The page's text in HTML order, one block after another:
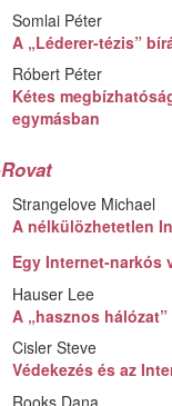
Somlai Péter
A „Léderer-tézis”
Róbert Péter
Kétes
egymásban
Strangelove Michael
A nélkülözhetetlen
Egy Internet-narkós
Hauser Lee
A „hasznos hálózat”
Cisler Steve
Védekezés és az
Rooks Dana